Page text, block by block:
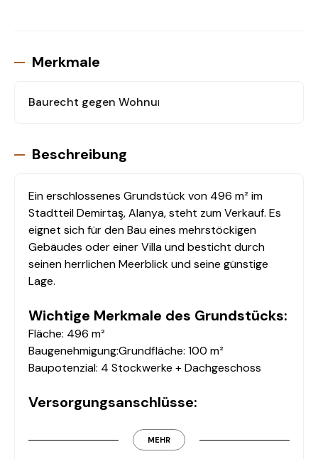
Merkmale
Baurecht gegen Wohnung
Beschreibung
Ein erschlossenes Grundstück von 496 m² im
Stadtteil Demirtaş, Alanya, steht zum Verkauf. Es
eignet sich für den Bau eines mehrstöckigen
Gebäudes oder einer Villa und besticht durch
seinen herrlichen Meerblick und seine günstige
Lage.
Wichtige Merkmale des Grundstücks:
Fläche: 496 m²
Baugenehmigung:Grundfläche: 100 m²
Baupotenzial: 4 Stockwerke + Dachgeschoss
Versorgungsanschlüsse:
Vorteile des Grundstücks:
MEHR